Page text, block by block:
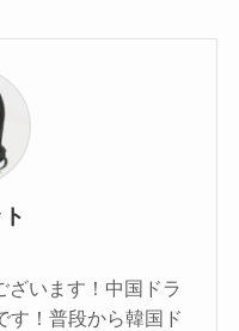
ざいます！中国ドラ
す！普段から韓国ド